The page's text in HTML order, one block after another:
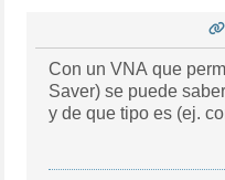
Con un VNA que
Saver) se puede
y de que tipo es (ej.